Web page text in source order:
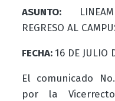
ASUNTO:
REGRESO AL
FECHA:16 DE JULIO
El comunicado
por la